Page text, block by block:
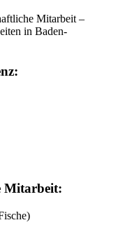
Mitarbeit –
in Baden-
Mitarbeit: